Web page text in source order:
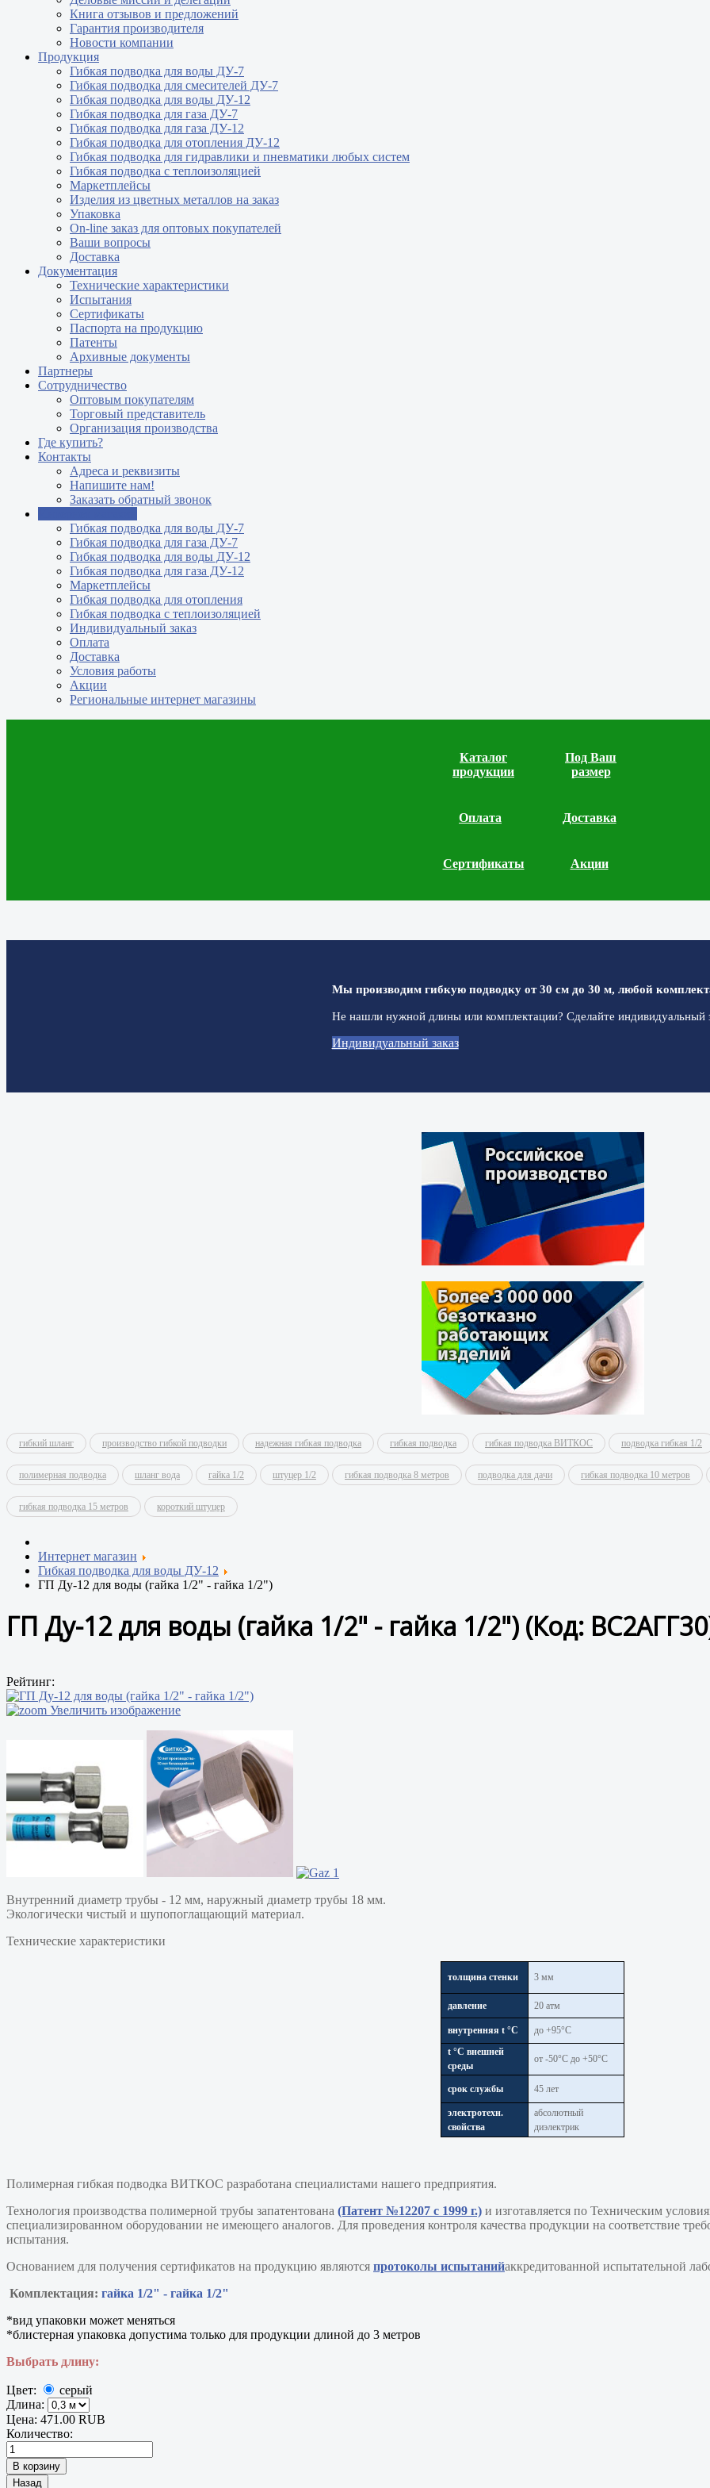
Книга отзывов и предложений
Гарантия производителя
Новости компании
Продукция
Гибкая подводка для воды ДУ-7
Гибкая подводка для смесителей ДУ-7
Гибкая подводка для воды ДУ-12
Гибкая подводка для газа ДУ-7
Гибкая подводка для газа ДУ-12
Гибкая подводка для отопления ДУ-12
Гибкая подводка для гидравлики и пневматики любых систем
Гибкая подводка с теплоизоляцией
Маркетплейсы
Изделия из цветных металлов на заказ
Упаковка
On-line заказ для оптовых покупателей
Ваши вопросы
Доставка
Документация
Технические характеристики
Испытания
Сертификаты
Паспорта на продукцию
Патенты
Архивные документы
Партнеры
Сотрудничество
Оптовым покупателям
Торговый представитель
Организация производства
Где купить?
Контакты
Адреса и реквизиты
Напишите нам!
Заказать обратный звонок
Гибкая подводка для воды ДУ-7
Гибкая подводка для газа ДУ-7
Гибкая подводка для воды ДУ-12
Гибкая подводка для газа ДУ-12
Маркетплейсы
Гибкая подводка для отопления
Гибкая подводка с теплоизоляцией
Индивидуальный заказ
Оплата
Доставка
Условия работы
Акции
Региональные интернет магазины
Каталог
продукции
Под Ваш
размер
Оплата Доставка
Сертификаты Акции
Мы производим гибкую подводку от 30 см до 30 м, любой
Не нашли нужной длины или комплектации? Сделайте индивидуальный
Индивидуальный заказ
гибкий шланг производство гибкой подводки надежная гибкая подводка гибкая подводка гибкая подводка ВИТКОС подводка гибкая 1/2
полимерная подводка шланг вода гайка 1/2 штуцер 1/2 гибкая подводка 8 метров подводка для дачи гибкая подводка 10 метров
гибкая подводка 15 метров короткий штуцер
Интернет магазин
Гибкая подводка для воды ДУ-12
ГП Ду-12 для воды (гайка 1/2" - гайка 1/2")
ГП Ду-12 для воды (гайка 1/2" - гайка 1/2") (Код: ВС2АГГ30
Рейтинг:
Увеличить изображение
Внутренний диаметр трубы - 12 мм, наружный диаметр трубы 18 мм.
Экологически чистый и шупопоглащающий материал.
Технические характеристики
толщина стенки 3 мм
давление 20 атм
внутренняя t °С
до +95°С
t °С внешней
среды
от -50°С до +50°С
срок службы 45 лет
электротехн.
свойства
абсолютный
диэлектрик
Полимерная гибкая подводка ВИТКОС разработана специалистами нашего предприятия.
Технология производства полимерной трубы запатентована (Патент №12207 с 1999 г.) и изготавляется по Техническим
специализированном оборудовании не имеющего аналогов. Для проведения контроля качества продукции на соответствие
испытания.
Основанием для получения сертификатов на продукцию являются протоколы испытанийаккредитованной
Комплектация: гайка 1/2" - гайка 1/2"
*вид упаковки может меняться
*блистерная упаковка допустима только для продукции длиной до 3 метров
Выбрать длину:
Цвет:
серый
Длина:
Цена: 471.00 RUB
Количество: